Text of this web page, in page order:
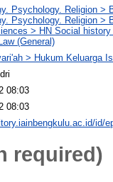
Psychology. Religion >
Psychology. Religion >
> HN Social
(General)
> Hukum Keluarga
08:03
08:03
id/
required)